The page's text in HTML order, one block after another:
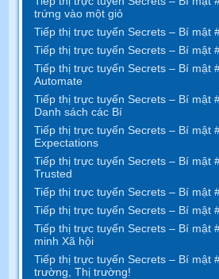
trứng vào một giỏ
Tiếp thị trực tuyến Secrets – Bí mật
Tiếp thị trực tuyến Secrets – Bí mật
Tiếp thị trực tuyến Secrets – Bí mật
Automate
Tiếp thị trực tuyến Secrets – Bí mật
Danh sách các Bí
Tiếp thị trực tuyến Secrets – Bí mật
Expectations
Tiếp thị trực tuyến Secrets – Bí mật
Trusted
Tiếp thị trực tuyến Secrets – Bí mật
Tiếp thị trực tuyến Secrets – Bí mật
Tiếp thị trực tuyến Secrets – Bí mật
minh Xã hội
Tiếp thị trực tuyến Secrets – Bí mật
trường, Thị trường!